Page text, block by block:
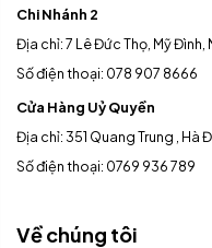
Chi Nhánh 2
Địa chỉ: 7 Lê Đức Thọ, Mỹ Đình,
Số điện thoại: 078 907 8666
Cửa Hàng Uỷ Quyền
Địa chỉ: 351 Quang Trung , Hà
Số điện thoại: 0769 936 789
Về chúng tôi